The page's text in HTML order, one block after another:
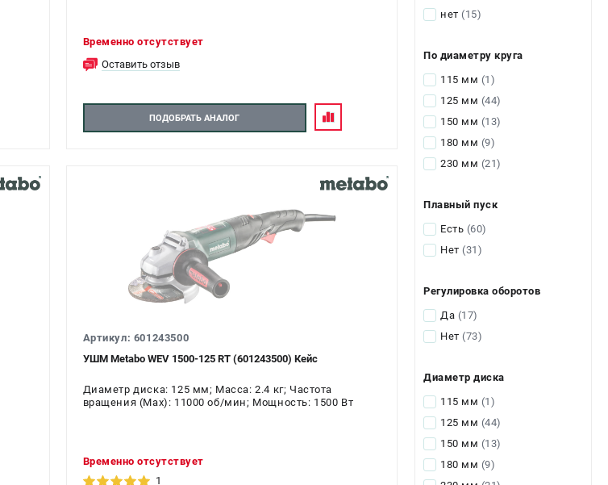
Временно отсутствует
Оставить отзыв
ПОДОБРАТЬ АНАЛОГ
Артикул: 601243500
УШМ Metabo WEV 1500-125 RT (601243500) Кейс
Диаметр диска: 125 мм; Масса: 2.4 кг; Частота
вращения (Max): 11000 об/мин; Мощность: 1500 Вт
Временно отсутствует
1
нет (15)
По диаметру круга
115 мм (1)
125 мм (44)
150 мм (13)
180 мм (9)
230 мм (21)
Плавный пуск
Есть (60)
Нет (31)
Регулировка оборотов
Да (17)
Нет (73)
Диаметр диска
115 мм (1)
125 мм (44)
150 мм (13)
180 мм (9)